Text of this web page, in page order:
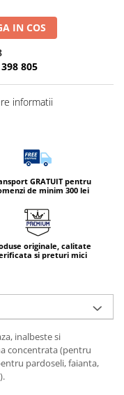
IN COS
805
informatii
GRATUIT pentru
de minim 300 lei
originale, calitate
si preturi mici
inalbeste si
concentrata (pentru
pardoseli, faianta,